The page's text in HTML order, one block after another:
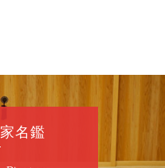
ん太郎／いわみせいじ
利／桂文太～仲入～露
あり
名鑑